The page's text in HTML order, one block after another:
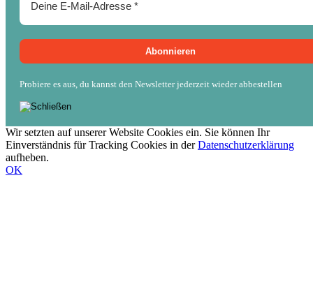
Probiere es aus, du kannst den Newsletter jederzeit wieder abbestellen
Wir setzten auf unserer Website Cookies ein. Sie können Ihr
Einverständnis für Tracking Cookies in derDatenschutzerklärung
aufheben.
OK